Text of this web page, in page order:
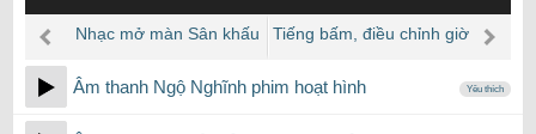
âm
thanh
Nhạc mở màn Sân khấu
Tiếng bấm, điều chỉnh giờ
Âm thanh Ngộ Nghĩnh phim hoạt hình Yêu thích